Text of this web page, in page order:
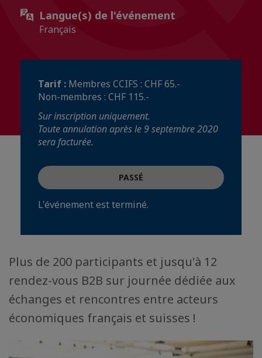
Langue(s) de l'événement
Français
Tarif : Membres CCIFS : CHF 65.-
Non-membres : CHF 115.-
Sur inscription uniquement.
Toute annulation après le 9 septembre 2020
sera facturée.
PASSÉ
L'événement est terminé.
Plus de 200 participants et jusqu'à 12
rendez-vous B2B sur journée dédiée aux
échanges et rencontres entre acteurs
économiques français et suisses !